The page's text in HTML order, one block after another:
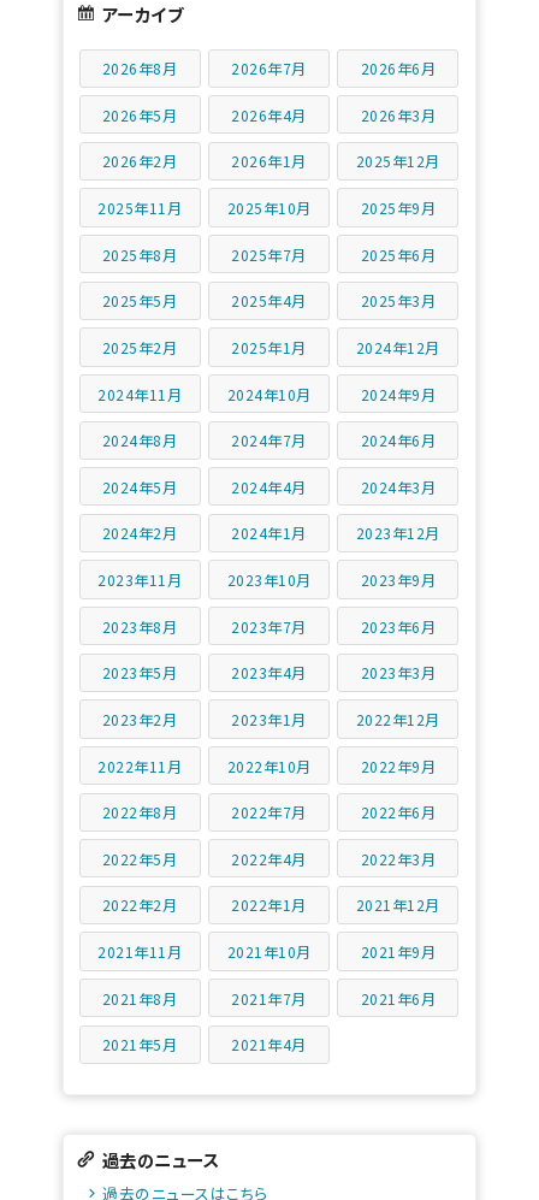
アーカイブ
2026年8月 2026年7月 2026年6月
2026年5月 2026年4月 2026年3月
2026年2月 2026年1月 2025年12月
2025年11月 2025年10月 2025年9月
2025年8月 2025年7月 2025年6月
2025年5月 2025年4月 2025年3月
2025年2月 2025年1月 2024年12月
2024年11月 2024年10月 2024年9月
2024年8月 2024年7月 2024年6月
2024年5月 2024年4月 2024年3月
2024年2月 2024年1月 2023年12月
2023年11月 2023年10月 2023年9月
2023年8月 2023年7月 2023年6月
2023年5月 2023年4月 2023年3月
2023年2月 2023年1月 2022年12月
2022年11月 2022年10月 2022年9月
2022年8月 2022年7月 2022年6月
2022年5月 2022年4月 2022年3月
2022年2月 2022年1月 2021年12月
2021年11月 2021年10月 2021年9月
2021年8月 2021年7月 2021年6月
2021年5月 2021年4月
過去のニュース
過去のニュースはこちら